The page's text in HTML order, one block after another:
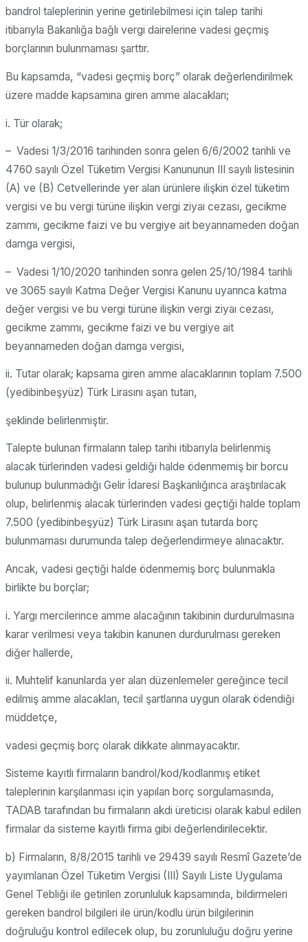
bandrol taleplerinin yerine getirilebilmesi için talep tarihi
itibarıyla Bakanlığa bağlı vergi dairelerine vadesi geçmiş
borçlarının bulunmaması şarttır.
Bu kapsamda, “vadesi geçmiş borç” olarak değerlendirilmek
üzere madde kapsamına giren amme alacakları;
i. Tür olarak;
– Vadesi 1/3/2016 tarihinden sonra gelen 6/6/2002 tarihli ve
4760 sayılı Özel Tüketim Vergisi Kanununun III sayılı listesinin
(A) ve (B) Cetvellerinde yer alan ürünlere ilişkin özel tüketim
vergisi ve bu vergi türüne ilişkin vergi ziyaı cezası, gecikme
zammı, gecikme faizi ve bu vergiye ait beyannameden doğan
damga vergisi,
– Vadesi 1/10/2020 tarihinden sonra gelen 25/10/1984 tarihli
ve 3065 sayılı Katma Değer Vergisi Kanunu uyarınca katma
değer vergisi ve bu vergi türüne ilişkin vergi ziyaı cezası,
gecikme zammı, gecikme faizi ve bu vergiye ait
beyannameden doğan damga vergisi,
ii. Tutar olarak; kapsama giren amme alacaklarının toplam 7.500
(yedibinbeşyüz) Türk Lirasını aşan tutarı,
şeklinde belirlenmiştir.
Talepte bulunan firmaların talep tarihi itibarıyla belirlenmiş
alacak türlerinden vadesi geldiği halde ödenmemiş bir borcu
bulunup bulunmadığı Gelir İdaresi Başkanlığınca araştırılacak
olup, belirlenmiş alacak türlerinden vadesi geçtiği halde toplam
7.500 (yedibinbeşyüz) Türk Lirasını aşan tutarda borç
bulunmaması durumunda talep değerlendirmeye alınacaktır.
Ancak, vadesi geçtiği halde ödenmemiş borç bulunmakla
birlikte bu borçlar;
i. Yargı mercilerince amme alacağının takibinin durdurulmasına
karar verilmesi veya takibin kanunen durdurulması gereken
diğer hallerde,
ii. Muhtelif kanunlarda yer alan düzenlemeler gereğince tecil
edilmiş amme alacakları, tecil şartlarına uygun olarak ödendiği
müddetçe,
vadesi geçmiş borç olarak dikkate alınmayacaktır.
Sisteme kayıtlı firmaların bandrol/kod/kodlanmış etiket
taleplerinin karşılanması için yapılan borç sorgulamasında,
TADAB tarafından bu firmaların akdi üreticisi olarak kabul edilen
firmalar da sisteme kayıtlı firma gibi değerlendirilecektir.
b) Firmaların, 8/8/2015 tarihli ve 29439 sayılı Resmî Gazete’de
yayımlanan Özel Tüketim Vergisi (III) Sayılı Liste Uygulama
Genel Tebliği ile getirilen zorunluluk kapsamında, bildirmeleri
gereken bandrol bilgileri ile ürün/kodlu ürün bilgilerinin
doğruluğu kontrol edilecek olup, bu zorunluluğu doğru yerine